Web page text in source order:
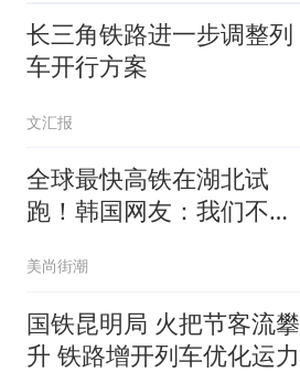
长三角铁路进一步调整列
车开行方案
文汇报
全球最快高铁在湖北试
跑！韩国网友：我们不需
美尚街潮
国铁昆明局 火把节客流攀
升 铁路增开列车优化运力